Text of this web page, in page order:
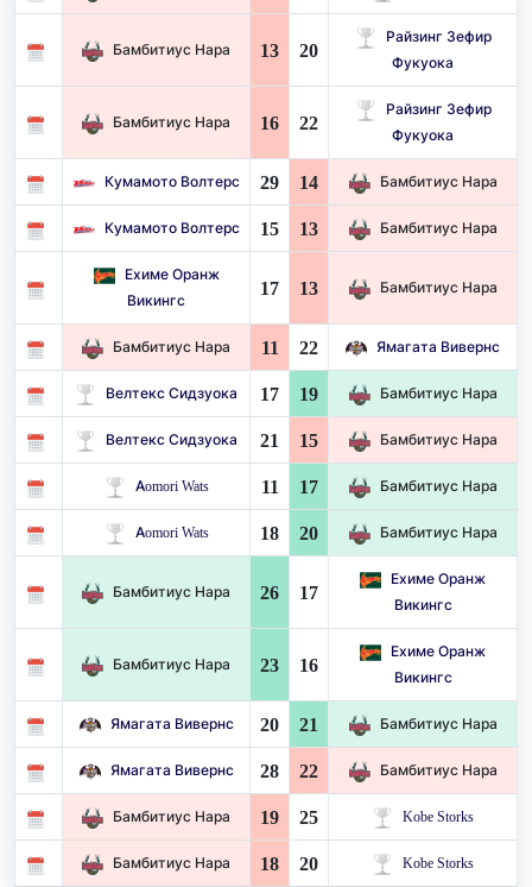
Бамбитиус Нара 13 20
Райзинг Зефир
Фукуока
Бамбитиус Нара 16 22
Райзинг Зефир
Фукуока
Кумамото Волтерс 29 14 Бамбитиус Нара
Кумамото Волтерс 15 13 Бамбитиус Нара
Ехиме Оранж
Викингс
17 13 Бамбитиус Нара
Бамбитиус Нара 11 22 Ямагата Вивернс
Велтекс Сидзуока 17 19 Бамбитиус Нара
Велтекс Сидзуока 21 15 Бамбитиус Нара
Aomori Wats 11 17 Бамбитиус Нара
Aomori Wats 18 20 Бамбитиус Нара
Бамбитиус Нара 26 17
Ехиме Оранж
Викингс
Бамбитиус Нара 23 16
Ехиме Оранж
Викингс
Ямагата Вивернс 20 21 Бамбитиус Нара
Ямагата Вивернс 28 22 Бамбитиус Нара
Бамбитиус Нара 19 25 Kobe Storks
Бамбитиус Нара 18 20 Kobe Storks